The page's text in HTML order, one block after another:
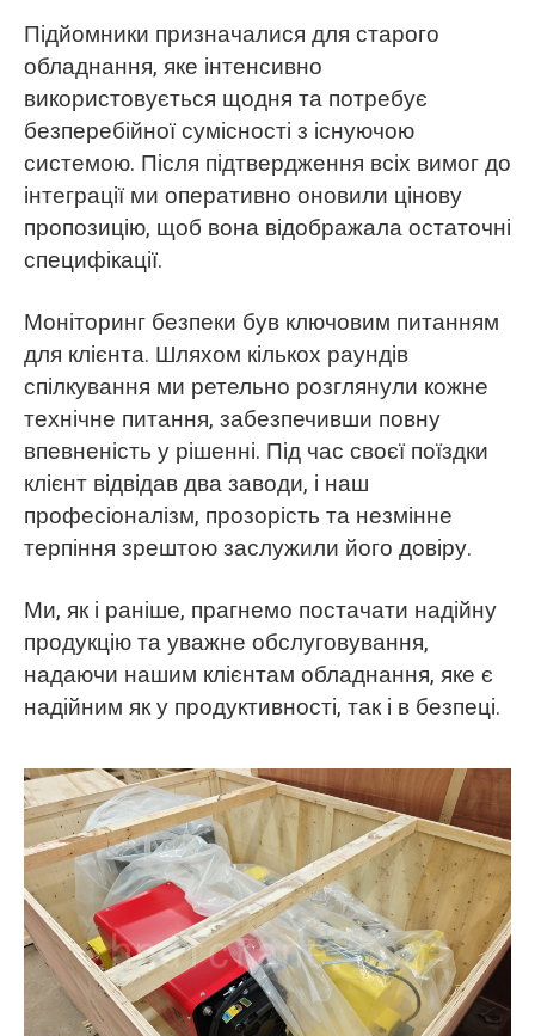
Підйомники призначалися для старого
обладнання, яке інтенсивно
використовується щодня та потребує
безперебійної сумісності з існуючою
системою. Після підтвердження всіх вимог до
інтеграції ми оперативно оновили цінову
пропозицію, щоб вона відображала остаточні
специфікації.
Моніторинг безпеки був ключовим питанням
для клієнта. Шляхом кількох раундів
спілкування ми ретельно розглянули кожне
технічне питання, забезпечивши повну
впевненість у рішенні. Під час своєї поїздки
клієнт відвідав два заводи, і наш
професіоналізм, прозорість та незмінне
терпіння зрештою заслужили його довіру.
Ми, як і раніше, прагнемо постачати надійну
продукцію та уважне обслуговування,
надаючи нашим клієнтам обладнання, яке є
надійним як у продуктивності, так і в безпеці.